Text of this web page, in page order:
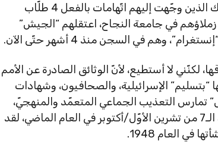
الأولى، التي انتهت قبل 31 عاماً. ومن بين أولئك الذين وجّهت إليهم اتّهامات بالفعل 4 طلّاب
في جامعة النجاح، اعتقلهم “الجيش”
وهم في السجن منذ 4 أشهر حتّى الآن.
لكنّني لا أستطيع، لأنّ الوثائق الصادرة عن الأمم
الإسرائيلية، والصحافيون، وشهادات
تمارس التعذيب الجماعي المتعمّد والمنهجيّ،
والاعتداء على الفلسطينيين. لم يبدأ ذلك بعد الـ7 من تشرين الأوّل/أكتوبر في العام الماضي، لقد
في العام 1948.